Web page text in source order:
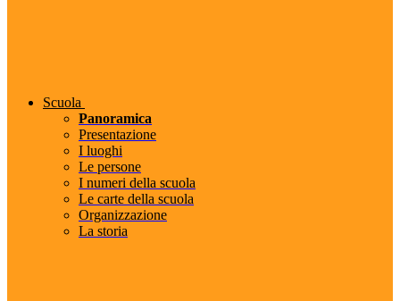
Scuola
Panoramica
Presentazione
I luoghi
Le persone
I numeri della scuola
Le carte della scuola
Organizzazione
La storia